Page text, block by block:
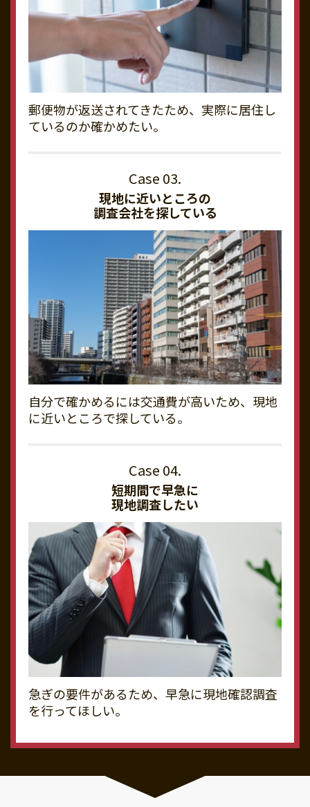
郵便物が返送されてきたため、実際に居住し
ているのか確かめたい。
現地に近いところの
調査会社を探している
自分で確かめるには交通費が高いため、現地
に近いところで探している。
短期間で早急に
現地調査したい
急ぎの要件があるため、早急に現地確認調査
を行ってほしい。